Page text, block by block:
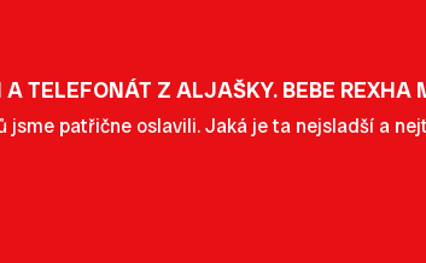
TELEFONÁT Z ALJAŠKY. BEBE REXHA
jsme patřične oslavili. Jaká je ta nejsladší a